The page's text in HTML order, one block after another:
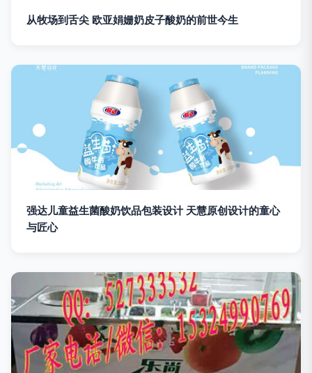
从牧场到舌尖 欧亚娟姗奶皮子酸奶的前世今生
强达儿童益生菌酸奶饮品包装设计 天慧原创设计的童心
与匠心